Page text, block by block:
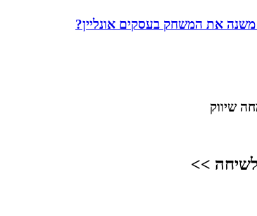
משנה את המשחק בעסקים אונליין?
שיווק
>>